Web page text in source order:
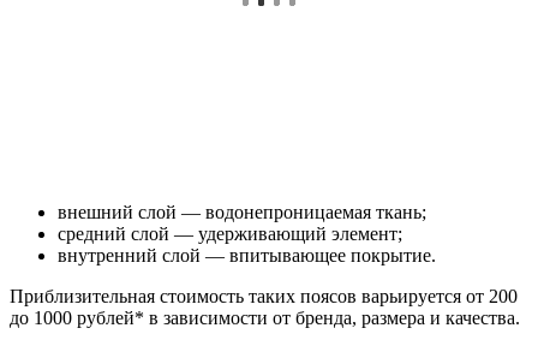
внешний слой — водонепроницаемая ткань;
средний слой — удерживающий элемент;
внутренний слой — впитывающее покрытие.
Приблизительная стоимость таких поясов варьируется от 200
до 1000 рублей* в зависимости от бренда, размера и качества.